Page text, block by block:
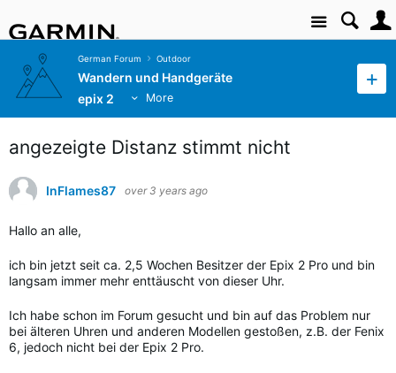
Site
German Forum Outdoor
Wandern und Handgeräte
epix 2
More
angezeigte Distanz stimmt nicht
InFlames87 over 3 years ago
Hallo an alle,
ich bin jetzt seit ca. 2,5 Wochen Besitzer der Epix 2 Pro und bin
langsam immer mehr enttäuscht von dieser Uhr.
Ich habe schon im Forum gesucht und bin auf das Problem nur
bei älteren Uhren und anderen Modellen gestoßen, z.B. der Fenix
6, jedoch nicht bei der Epix 2 Pro.